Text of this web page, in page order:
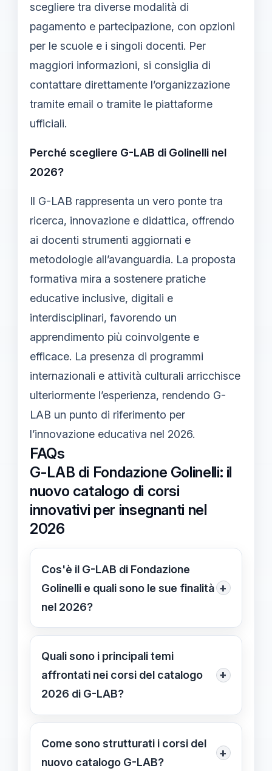
scegliere tra diverse modalità di
pagamento e partecipazione, con opzioni
per le scuole e i singoli docenti. Per
maggiori informazioni, si consiglia di
contattare direttamente l’organizzazione
tramite email o tramite le piattaforme
ufficiali.
Perché scegliere G-LAB di Golinelli nel
2026?
Il G-LAB rappresenta un vero ponte tra
ricerca, innovazione e didattica, offrendo
ai docenti strumenti aggiornati e
metodologie all’avanguardia. La proposta
formativa mira a sostenere pratiche
educative inclusive, digitali e
interdisciplinari, favorendo un
apprendimento più coinvolgente e
efficace. La presenza di programmi
internazionali e attività culturali arricchisce
ulteriormente l’esperienza, rendendo G-
LAB un punto di riferimento per
l’innovazione educativa nel 2026.
FAQs
G-LAB di Fondazione Golinelli: il
nuovo catalogo di corsi
innovativi per insegnanti nel
2026
Cos'è il G-LAB di Fondazione
Golinelli e quali sono le sue finalità
nel 2026?
+
Il G-LAB di Fondazione Golinelli è un
percorso formativo innovativo che
nel 2026 propone corsi rivolti a
insegnanti su STEAM, tecnologie
avanzate, con focus su inclusività e
innovazione.
Quali sono i principali temi
affrontati nei corsi del catalogo
2026 di G-LAB?
+
I corsi trattano di calcolo mentale,
intelligenza artificiale, logica degli
algoritmi e microscopia, sviluppando
Come sono strutturati i corsi del
nuovo catalogo G-LAB?
+